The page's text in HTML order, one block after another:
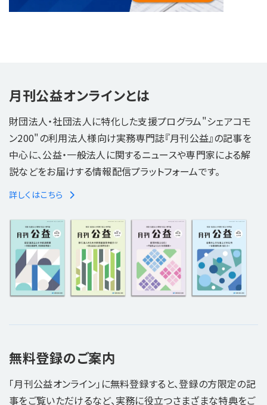
月刊公益オンラインとは
財団法人・社団法人に特化した支援プログラム"シェアコモ
ン200"の利用法人様向け実務専門誌『月刊公益』の記事を
中心に、公益・一般法人に関するニュースや専門家による解
説などをお届けする情報配信プラットフォームです。
詳しくはこちら
無料登録のご案内
「月刊公益オンライン」に無料登録すると、登録の方限定の記
事をご覧いただけるなど、実務に役立つさまざまな特典をご